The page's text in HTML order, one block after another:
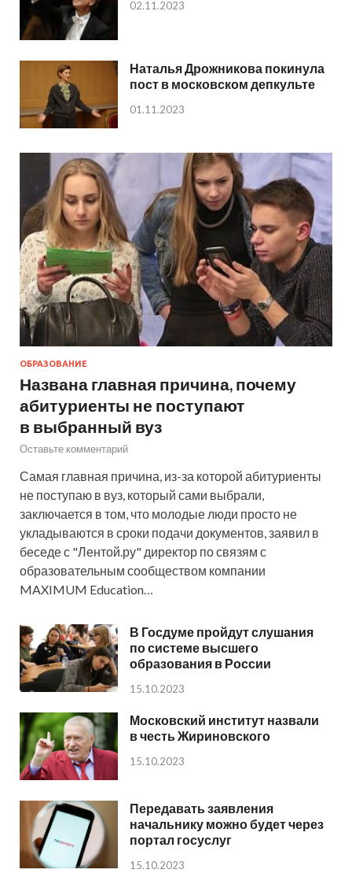
02.11.2023
Наталья Дрожникова покинула
пост в московском депкульте
01.11.2023
ОБРАЗОВАНИЕ
Названа главная причина, почему
абитуриенты не поступают
в выбранный вуз
Оставьте комментарий
Самая главная причина, из-за которой абитуриенты
не поступаю в вуз, который сами выбрали,
заключается в том, что молодые люди просто не
укладываются в сроки подачи документов, заявил в
беседе с "Лентой.ру" директор по связям с
образовательным сообществом компании
MAXIMUM Education…
В Госдуме пройдут слушания
по системе высшего
образования в России
15.10.2023
Московский институт назвали
в честь Жириновского
15.10.2023
Передавать заявления
начальнику можно будет через
портал госуслуг
15.10.2023